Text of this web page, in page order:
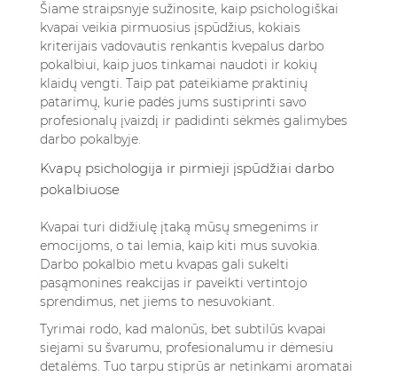
Šiame straipsnyje sužinosite, kaip psichologiškai
kvapai veikia pirmuosius įspūdžius, kokiais
kriterijais vadovautis renkantis kvepalus darbo
pokalbiui, kaip juos tinkamai naudoti ir kokių
klaidų vengti. Taip pat pateikiame praktinių
patarimų, kurie padės jums sustiprinti savo
profesionalų įvaizdį ir padidinti sėkmės galimybes
darbo pokalbyje.
Kvapų psichologija ir pirmieji įspūdžiai darbo
pokalbiuose
Kvapai turi didžiulę įtaką mūsų smegenims ir
emocijoms, o tai lemia, kaip kiti mus suvokia.
Darbo pokalbio metu kvapas gali sukelti
pasąmonines reakcijas ir paveikti vertintojo
sprendimus, net jiems to nesuvokiant.
Tyrimai rodo, kad malonūs, bet subtilūs kvapai
siejami su švarumu, profesionalumu ir dėmesiu
detalėms. Tuo tarpu stiprūs ar netinkami aromatai